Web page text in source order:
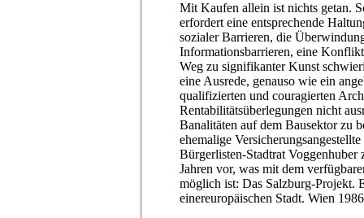
Mit Kaufen allein ist nichts getan.
erfordert eine entsprechende
sozialer Barrieren, die
Informationsbarrieren, eine
Weg zu signifikanter Kunst
eine Ausrede, genauso wie ein
qualifizierten und couragierten
Rentabilitätsüberlegungen nicht
Banalitäten auf dem Bausektor zu
ehemalige
Bürgerlisten-Stadtrat Voggenhuber
Jahren vor, was mit dem
möglich ist: Das Salzburg-Projekt.
einereuropäischen Stadt. Wien